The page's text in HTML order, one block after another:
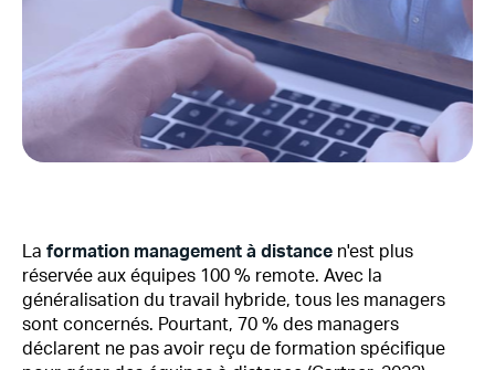
La formation management à distance n'est plus
réservée aux équipes 100 % remote. Avec la
généralisation du travail hybride, tous les managers
sont concernés. Pourtant, 70 % des managers
déclarent ne pas avoir reçu de formation spécifique